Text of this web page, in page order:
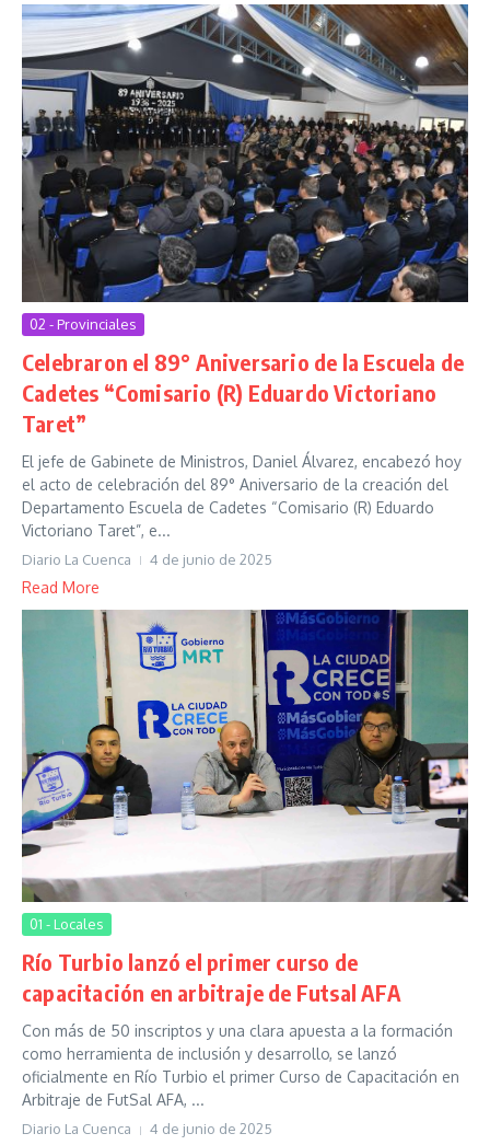
02 - Provinciales
Celebraron el 89° Aniversario de la Escuela de
Cadetes “Comisario (R) Eduardo Victoriano
Taret”
El jefe de Gabinete de Ministros, Daniel Álvarez, encabezó hoy
el acto de celebración del 89° Aniversario de la creación del
Departamento Escuela de Cadetes “Comisario (R) Eduardo
Victoriano Taret”, e...
Diario La Cuenca 4 de junio de 2025
Read More
01 - Locales
Río Turbio lanzó el primer curso de
capacitación en arbitraje de Futsal AFA
Con más de 50 inscriptos y una clara apuesta a la formación
como herramienta de inclusión y desarrollo, se lanzó
oficialmente en Río Turbio el primer Curso de Capacitación en
Arbitraje de FutSal AFA, ...
Diario La Cuenca 4 de junio de 2025